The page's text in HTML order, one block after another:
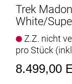
machen.
Geschlecht: Uni
Rahmen:
Rahmengröße:
Trek
White/
Z.Z. nicht
pro Stück
8.499,00